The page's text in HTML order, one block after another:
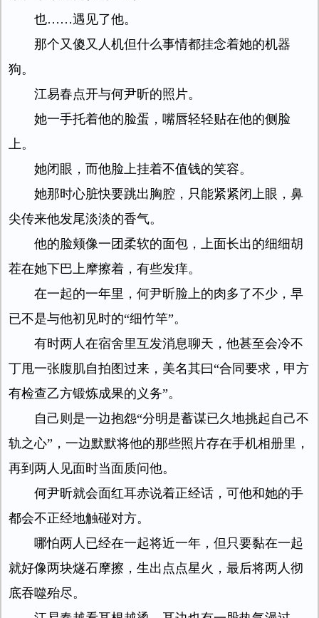
也……遇见了他。
那个又傻又人机但什么事情都挂念着她的机器
狗。
江易春点开与何尹昕的照片。
她一手托着他的脸蛋，嘴唇轻轻贴在他的侧脸
上。
她闭眼，而他脸上挂着不值钱的笑容。
她那时心脏快要跳出胸腔，只能紧紧闭上眼，鼻
尖传来他发尾淡淡的香气。
他的脸颊像一团柔软的面包，上面长出的细细胡
茬在她下巴上摩擦着，有些发痒。
在一起的一年里，何尹昕脸上的肉多了不少，早
已不是与他初见时的“细竹竿”。
有时两人在宿舍里互发消息聊天，他甚至会冷不
丁甩一张腹肌自拍图过来，美名其曰“合同要求，甲方
有检查乙方锻炼成果的义务”。
自己则是一边抱怨“分明是蓄谋已久地挑起自己不
轨之心”，一边默默将他的那些照片存在手机相册里，
再到两人见面时当面质问他。
何尹昕就会面红耳赤说着正经话，可他和她的手
都会不正经地触碰对方。
哪怕两人已经在一起将近一年，但只要黏在一起
就好像两块燧石摩擦，生出点点星火，最后将两人彻
底吞噬殆尽。